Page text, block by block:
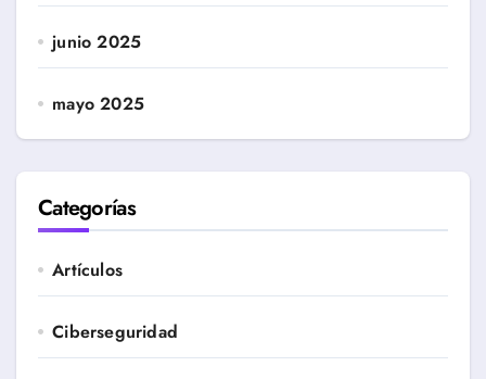
junio 2025
mayo 2025
Categorías
Artículos
Ciberseguridad